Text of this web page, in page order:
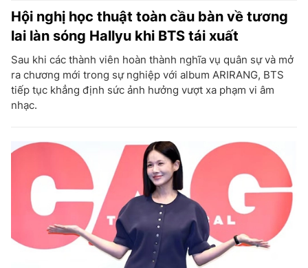
Hội nghị học thuật toàn cầu bàn về tương
lai làn sóng Hallyu khi BTS tái xuất
Sau khi các thành viên hoàn thành nghĩa vụ quân sự và mở
ra chương mới trong sự nghiệp với album ARIRANG, BTS
tiếp tục khẳng định sức ảnh hưởng vượt xa phạm vi âm
nhạc.